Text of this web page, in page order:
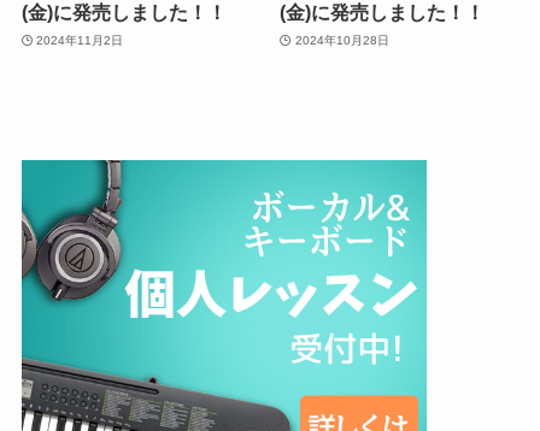
(金)に発売しました！！
2024年11月2日
(金)に発売しました！！
2024年10月28日